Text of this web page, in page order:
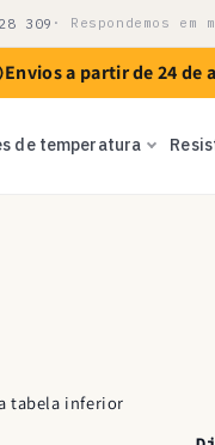
309 · Respondemos em
Envios a partir de 24 de
de temperatura
tabela inferior